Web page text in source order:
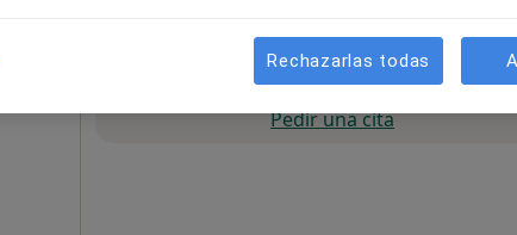
La reserva de cita online no está
Pedir una cita
Rechazarlas todas